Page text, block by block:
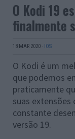
O Kodi 19
finalmente
18 MAR 2020 · IOS
O Kodi é um
que podemos
praticamente
suas extensões
constante
versão 19.